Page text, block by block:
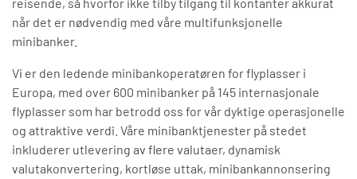
når det er nødvendig med våre multifunksjonelle
minibanker.
Vi er den ledende minibankoperatøren for flyplasser i
Europa, med over 600 minibanker på 145 internasjonale
flyplasser som har betrodd oss for vår dyktige operasjonelle
og attraktive verdi. Våre minibanktjenester på stedet
inkluderer utlevering av flere valutaer, dynamisk
valutakonvertering, kortløse uttak, minibankannonsering